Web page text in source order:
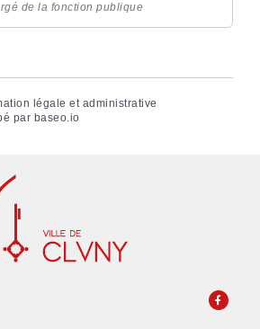
de la fonction publique
légale et administrative
par baseo.io